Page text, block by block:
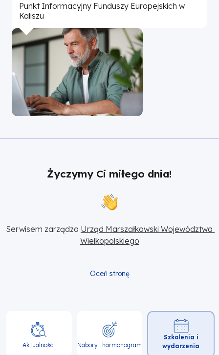
Punkt Informacyjny Funduszy Europejskich w
Kaliszu
Życzymy Ci miłego dnia!
Serwisem zarządza Urząd Marszałkowski Województwa
Wielkopolskiego
Oceń stronę
Główna
nawigacja
Aktualności Nabory i harmonogram
Szkolenia i
wydarzenia